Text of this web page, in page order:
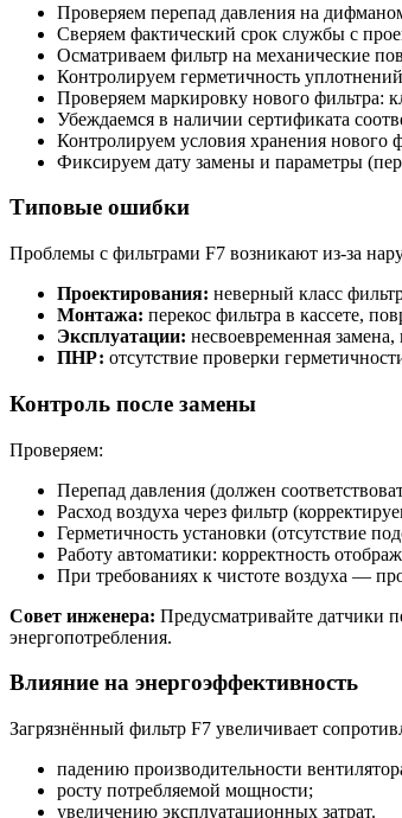
Проверяем перепад давления на
Сверяем фактический срок службы с
Осматриваем фильтр на механические
Контролируем герметичность
Проверяем маркировку нового фильтра:
Убеждаемся в наличии сертификата
Контролируем условия хранения нового
Фиксируем дату замены и параметры
Типовые ошибки
Проблемы с фильтрами F7 возникают из-за
Проектирования: неверный класс
Монтажа: перекос фильтра в кассете,
Эксплуатации: несвоевременная
ПНР: отсутствие проверки
Контроль после замены
Проверяем:
Перепад давления (должен
Расход воздуха через фильтр
Герметичность установки (отсутствие
Работу автоматики: корректность
При требованиях к чистоте воздуха —
Совет инженера: Предусматривайте датчики
энергопотребления.
Влияние на энергоэффективность
Загрязнённый фильтр F7 увеличивает
падению производительности
росту потребляемой мощности;
увеличению эксплуатационных затрат.